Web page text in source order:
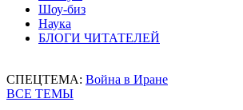
Шоу-биз
Наука
БЛОГИ ЧИТАТЕЛЕЙ
СПЕЦТЕМА: Война в Иране
ВСЕ ТЕМЫ